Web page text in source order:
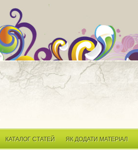
КАТАЛОГ СТАТЕЙ ЯК ДОДАТИ МАТЕРІАЛ